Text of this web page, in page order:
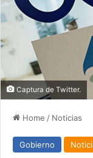
Captura de Twitter.
Home / Noticias
Gobierno